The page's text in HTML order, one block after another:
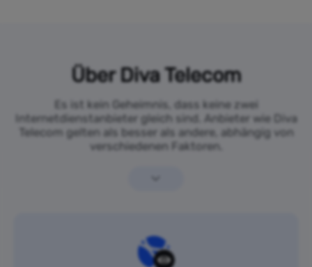
Über Diva Telecom
Es ist kein Geheimnis, dass keine zwei
Internetdienstanbieter gleich sind. Anbieter wie Diva
Telecom gelten als besser als andere, abhängig von
verschiedenen Faktoren.